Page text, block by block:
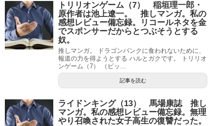
トリリオンゲーム（7） 稲垣理一郎・
原作者は池上遼一。 推しマンガ。私の
感想レビュー備忘録。リコールネタを金
でスポンサーだからとつぶそうとする
奴。
推しマンガ。 ドラゴンバンクに食われないために、
報道の力を得ようとする ハルとガクです。 トリリオ
ンゲーム（7） （ビッ...
記事を読む
ライドンキング（13） 馬場康誌 推し
マンガ。私の感想レビュー備忘録。無理
やり召喚された女子高生の復讐だった。